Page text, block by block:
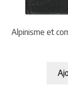
Alpinisme et